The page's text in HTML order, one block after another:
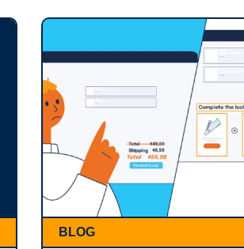
BLOG